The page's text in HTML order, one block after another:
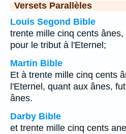
Versets Parallèles
Louis Segond Bible
trente mille cinq cents
pour le tribut à l'Eternel;
Martin Bible
Et à trente mille cinq cents
l'Eternel, quant aux ânes,
ânes.
Darby Bible
et trente mille cinq cents